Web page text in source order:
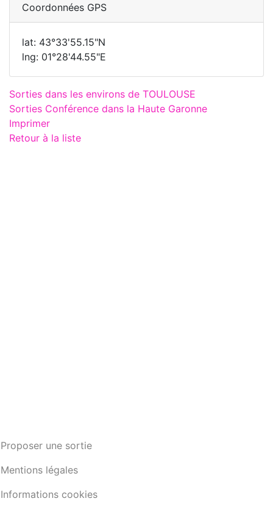
Coordonnées GPS
lat: 43°33'55.15"N
lng: 01°28'44.55"E
Sorties dans les environs de TOULOUSE
Sorties Conférence dans la Haute Garonne
Imprimer
Retour à la liste
Proposer une sortie
Mentions légales
Informations cookies